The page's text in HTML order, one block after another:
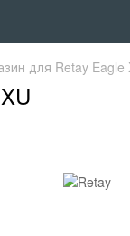
для Retay Eagle